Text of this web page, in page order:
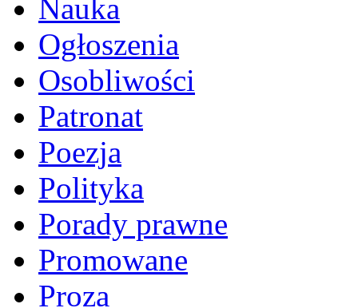
Nauka
Ogłoszenia
Osobliwości
Patronat
Poezja
Polityka
Porady prawne
Promowane
Proza